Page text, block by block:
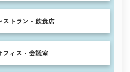
トラン・飲食店
ィス・会議室